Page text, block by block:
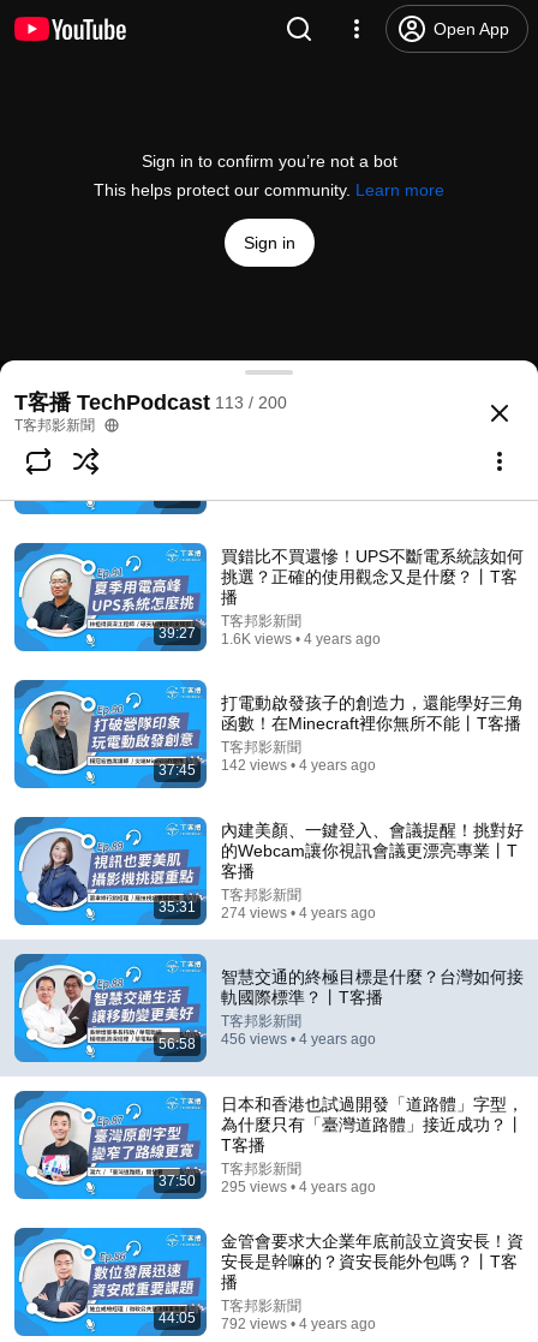
Open App
Sign in to confirm you’re not a bot
This helps protect our community. Learn more
Sign in
智慧交通的終極目標是什麼？台灣如何接軌國際標準
@techbang3c
Subscribe
Comment...
Being too fixated on things can really make you sick!
Geriatrics expert Chen Liang-gong: Learn 4 ...
50+全國最大熟齡媒體
Auto-dubbed
146K views
T客播 TechPodcast 113 / 200
T客邦影新聞
人臉辨識錯誤率僅1/10000000，刷臉即
簽章時代到來！丨T客播
除菌、除味、除皺、除濕！電子衣櫥４個
願望一次滿足丨T客播
T客邦影新聞
221 views • 4 years ago
35:25
42:00
39:27
買錯比不買還慘！UPS不斷電系統該如何
挑選？正確的使用觀念又是什麼？丨T客
播
T客邦影新聞
1.6K views • 4 years ago
37:45
打電動啟發孩子的創造力，還能學好三角
函數！在Minecraft裡你無所不能丨T客播
T客邦影新聞
142 views • 4 years ago
35:31
內建美顏、一鍵登入、會議提醒！挑對好
的Webcam讓你視訊會議更漂亮專業丨T
客播
T客邦影新聞
274 views • 4 years ago
56:58
智慧交通的終極目標是什麼？台灣如何接
軌國際標準？丨T客播
T客邦影新聞
456 views • 4 years ago
37:50
日本和香港也試過開發「道路體」字型，
為什麼只有「臺灣道路體」接近成功？丨
T客播
T客邦影新聞
295 views • 4 years ago
44:05
金管會要求大企業年底前設立資安長！資
安長是幹嘛的？資安長能外包嗎？丨T客
播
T客邦影新聞
792 views • 4 years ago